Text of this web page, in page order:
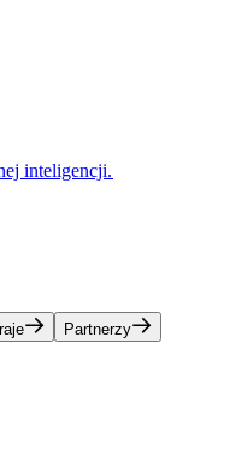
inteligencji.​​
Partnerzy​​